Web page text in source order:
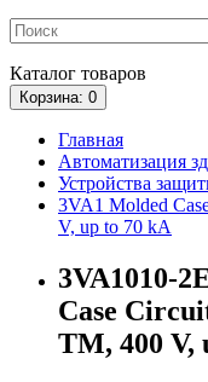
Каталог товаров
Корзина: 0
Главная
Автоматизация
Устройства
3VA1 Molded
V, up to 70 kA
3VA1010-
Case
TM, 400 V,